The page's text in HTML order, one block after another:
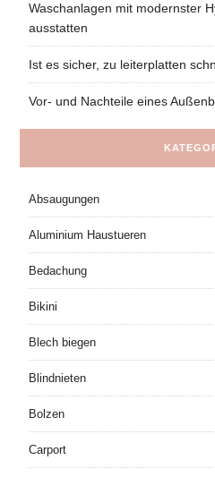
Waschanlagen mit modernster
ausstatten
Ist es sicher, zu leiterplatten
Vor- und Nachteile eines
Absaugungen
Aluminium Haustueren
Bedachung
Bikini
Blech biegen
Blindnieten
Bolzen
Carport